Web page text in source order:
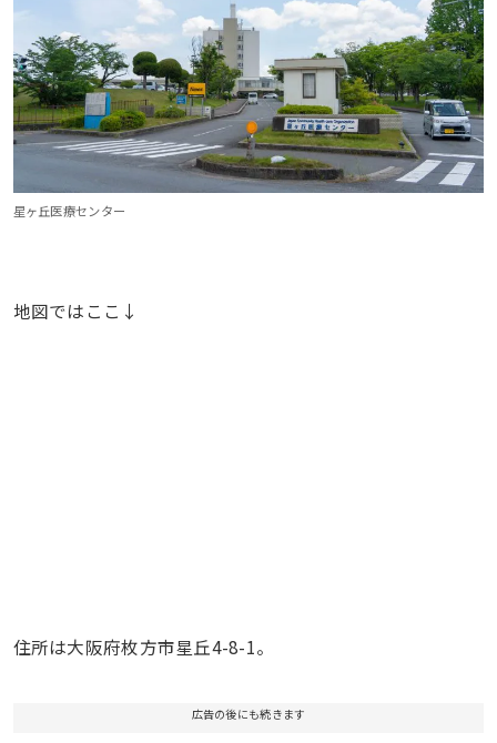
星ヶ丘医療センター
地図ではここ↓
住所は大阪府枚方市星丘4-8-1。
広告の後にも続きます